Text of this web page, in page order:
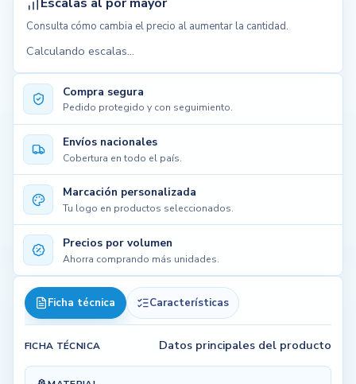
Compra segura
Pedido protegido y con seguimiento.
Envíos nacionales
Cobertura en todo el país.
Marcación personalizada
Tu logo en productos seleccionados.
Precios por volumen
Ahorra comprando más unidades.
Ficha técnica Características
FICHA TÉCNICA Datos principales del producto
Consulta cómo cambia el precio al aumentar la cantidad.
Calculando escalas...